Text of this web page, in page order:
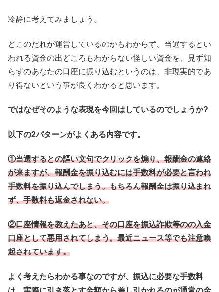
冷静に考えてみましょう。
どこのだれが運営しているのかもわからず、当選するとい
われる資金の出どころもわからない怪しい資金を、見ず知
らずのあなたの口座に振り込むというのは、非現実的であ
り得ないという事が良くわかると思います。
ではなぜそのような表現を今回はしているのでしょうか?
以下の2パターンがよくある内容です。
①当選するとの謳い文句でクリックを煽り、報酬金の連絡
が来ますが、報酬金を振り込むには手数料が必要と言われ
手数料を振り込んでしまう。もちろん報酬金は振り込まれ
ず、手数料も返金されない。
②口座情報を教えたあと、その口座を振込詐欺等のの入金
口座として悪用されてしまう。最近ニュース等でも注意喚
起されています。
よく考えたらわかる事なのですが、振込に必要な手数料
は、実際に引き落とす金額から差し引かれるのが通常の金